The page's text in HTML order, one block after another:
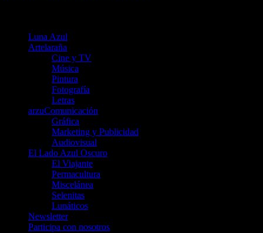
Luna Azul
Artelaraña
Cine y TV
Música
Pintura
Fotografía
Letras
arzuComunicación
Gráfica
Marketing y Publicidad
Audiovisual
El Lado Azul Oscuro
El Viajante
Permacultura
Miscelánea
Selenitas
Lunáticos
Newsletter
Participa con nosotros